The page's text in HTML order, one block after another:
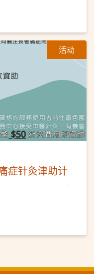
活动
症针灸津助计